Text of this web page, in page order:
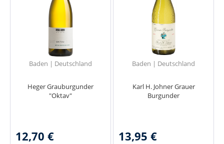
Baden | Deutschland
Heger Grauburgunder
"Oktav"
12,70 €
Baden | Deutschland
Karl H. Johner Grauer
Burgunder
13,95 €